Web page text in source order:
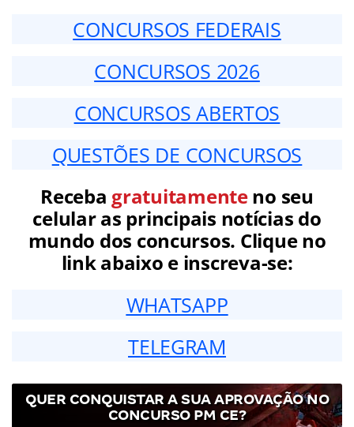
CONCURSOS FEDERAIS
CONCURSOS 2026
CONCURSOS ABERTOS
QUESTÕES DE CONCURSOS
Receba gratuitamenteno seu
celular as principais notícias do
mundo dos concursos. Clique no
link abaixo e inscreva-se:
WHATSAPP
TELEGRAM
QUER CONQUISTAR A SUA APROVAÇÃO NO
CONCURSO PM CE?